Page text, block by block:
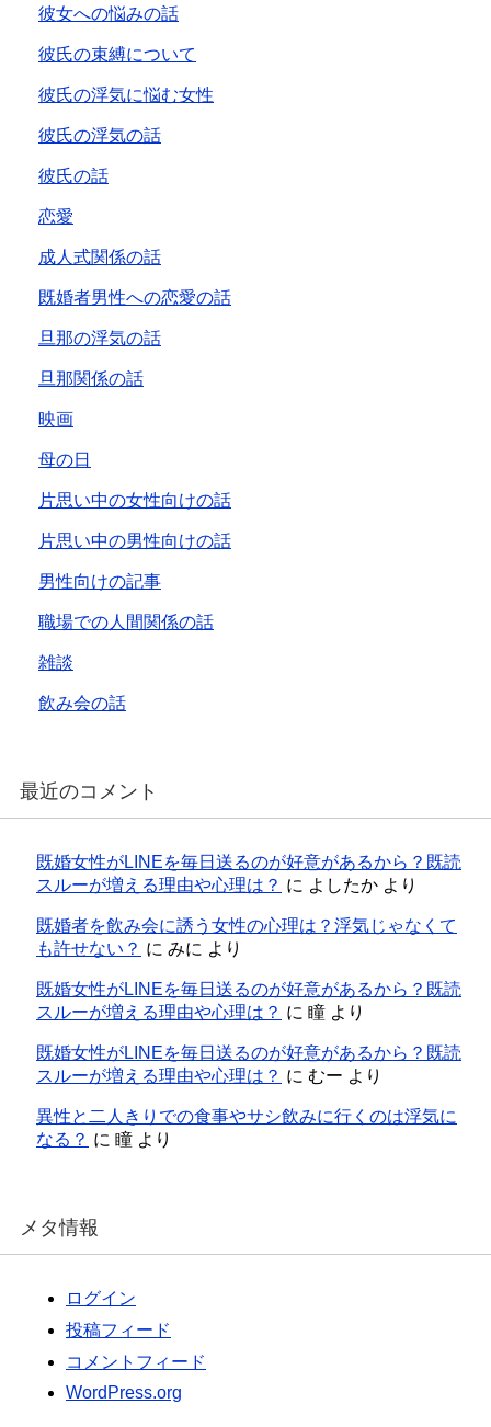
彼女への悩みの話
彼氏の束縛について
彼氏の浮気に悩む女性
彼氏の浮気の話
彼氏の話
恋愛
成人式関係の話
既婚者男性への恋愛の話
旦那の浮気の話
旦那関係の話
映画
母の日
片思い中の女性向けの話
片思い中の男性向けの話
男性向けの記事
職場での人間関係の話
雑談
飲み会の話
最近のコメント
既婚女性がLINEを毎日送るのが好意があるから？既読
スルーが増える理由や心理は？ に よしたか より
既婚者を飲み会に誘う女性の心理は？浮気じゃなくて
も許せない？ に みに より
既婚女性がLINEを毎日送るのが好意があるから？既読
スルーが増える理由や心理は？ に 瞳 より
既婚女性がLINEを毎日送るのが好意があるから？既読
スルーが増える理由や心理は？ に むー より
異性と二人きりでの食事やサシ飲みに行くのは浮気に
なる？ に 瞳 より
メタ情報
ログイン
投稿フィード
コメントフィード
WordPress.org